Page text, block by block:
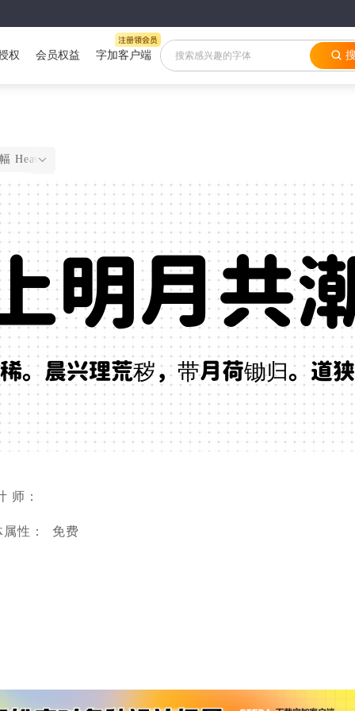
权 会员权益 字加客户端
Heavy
明月共
。晨兴理荒秽，带月荷锄归。道
师：
性： 免费